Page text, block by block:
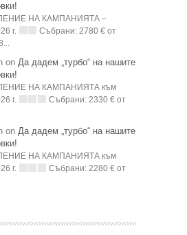
НА КАМПАНИЯТА –
г.
Събрани: 2780 € от
on Да дадем „турбо“ на нашите
НА КАМПАНИЯТА към
г.
Събрани: 2330 € от
on Да дадем „турбо“ на нашите
НА КАМПАНИЯТА към
г.
Събрани: 2280 € от